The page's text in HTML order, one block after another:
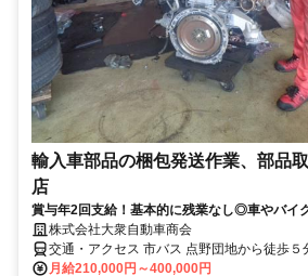
輸入車部品の梱包発送作業、部品
店
賞与年2回支給！基本的に残業なし◎車やバイ
株式会社大衆自動車商会
交通・アクセス 市バス 点野団地から徒歩５
月給210,000円～400,000円